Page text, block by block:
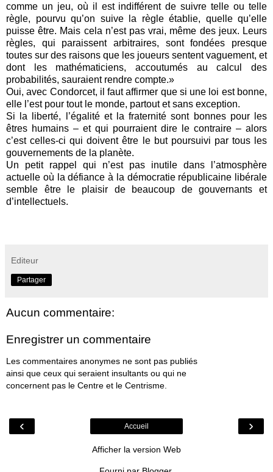
comme un jeu, où il est indifférent de suivre telle ou telle
règle, pourvu qu’on suive la règle établie, quelle qu’elle
puisse être. Mais cela n’est pas vrai, même des jeux. Leurs
règles, qui paraissent arbitraires, sont fondées presque
toutes sur des raisons que les joueurs sentent vaguement, et
dont les mathématiciens, accoutumés au calcul des
probabilités, sauraient rendre compte.»
Oui, avec Condorcet, il faut affirmer que si une loi est bonne,
elle l’est pour tout le monde, partout et sans exception.
Si la liberté, l’égalité et la fraternité sont bonnes pour les
êtres humains – et qui pourraient dire le contraire – alors
c’est celles-ci qui doivent être le but poursuivi par tous les
gouvernements de la planète.
Un petit rappel qui n’est pas inutile dans l’atmosphère
actuelle où la défiance à la démocratie républicaine libérale
semble être le plaisir de beaucoup de gouvernants et
d’intellectuels.
Editeur
Partager
Aucun commentaire:
Enregistrer un commentaire
Les commentaires anonymes ne sont pas publiés
ainsi que ceux qui seraient insultants ou qui ne
concernent pas le Centre et le Centrisme.
‹ ›
Accueil
Afficher la version Web